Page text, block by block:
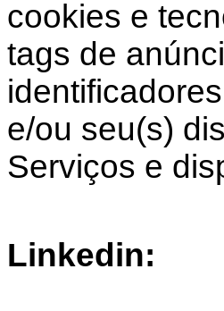
cookies e
tags de
e/ou seu(s)
Serviços e
Linkedin: